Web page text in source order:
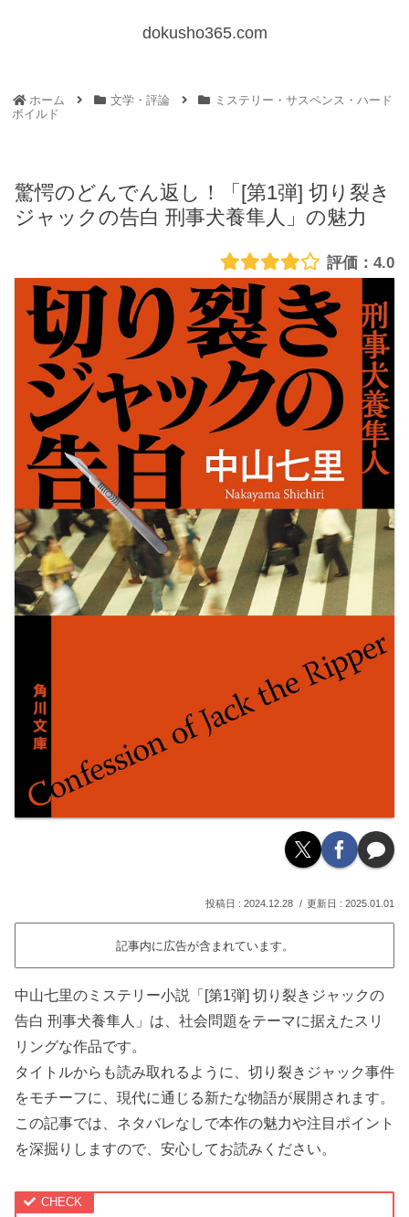
dokusho365.com
ホーム 文学・評論
ミステリー・サスペンス・ハード
ボイルド
驚愕のどんでん返し！「[第1弾] 切り裂き
ジャックの告白 刑事犬養隼人」の魅力
4.0
2024.12.28 2025.01.01
記事内に広告が含まれています。
中山七里のミステリー小説「[第1弾] 切り裂きジャックの
告白 刑事犬養隼人」は、社会問題をテーマに据えたスリ
リングな作品です。
タイトルからも読み取れるように、切り裂きジャック事件
をモチーフに、現代に通じる新たな物語が展開されます。
この記事では、ネタバレなしで本作の魅力や注目ポイント
を深掘りしますので、安心してお読みください。